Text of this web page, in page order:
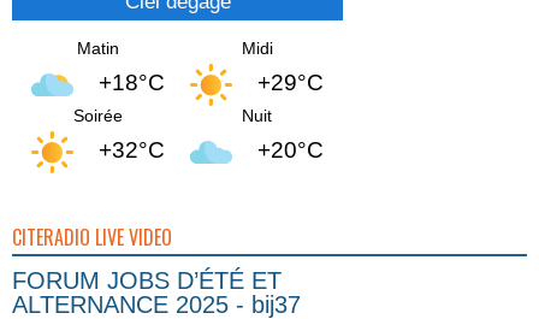
Matin
+18°C
Midi
+29°C
Soirée
+32°C
Nuit
+20°C
CITERADIO LIVE VIDEO
FORUM JOBS D’ÉTÉ ET
ALTERNANCE 2025 - bij37